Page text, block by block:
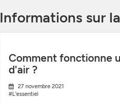
Informations sur
Comment fonctionne
d'air ?
27 novembre 2021
#L'essentiel